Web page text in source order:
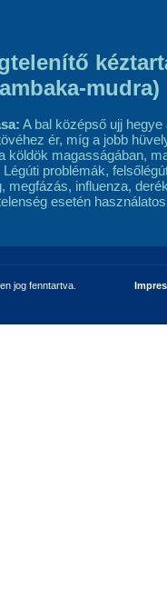
mudra)
A bal középső ujj
ér, míg a jobb
köldök magasságában,
Légúti problémák,
megfázás, influenza,
esetén
jog fenntartva.